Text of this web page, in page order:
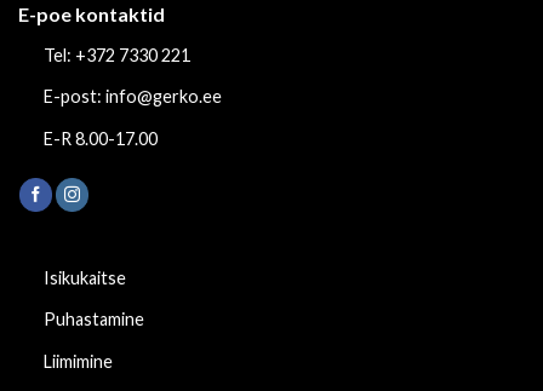
E-poe kontaktid
Tel: +372 7330 221
E-post: info@gerko.ee
E-R 8.00-17.00
Isikukaitse
Puhastamine
Liimimine